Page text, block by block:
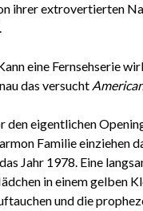
ihrer extrovertierten
eine Fernsehserie
das versucht
den eigentlichen
Familie einziehen
Jahr 1978. Eine
in einem gelben
und die